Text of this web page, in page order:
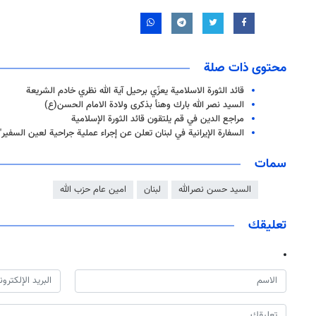
محتوى ذات صلة
قائد الثورة الاسلامية يعزّي برحيل آية الله نظري خادم الشريعة
السيد نصر الله بارك وهنأ بذكرى ولادة الامام الحسن(ع)
مراجع الدين في قم يلتقون قائد الثورة الإسلامية
السفارة الإيرانية في لبنان تعلن عن إجراء عملية جراحية لعين
سمات
السيد حسن نصرالله لبنان امين عام حزب الله
تعليقك